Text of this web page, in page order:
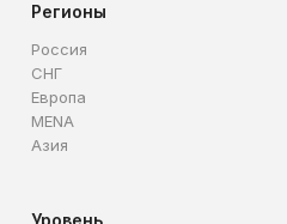
Регионы
Россия
СНГ
Европа
MENA
Азия